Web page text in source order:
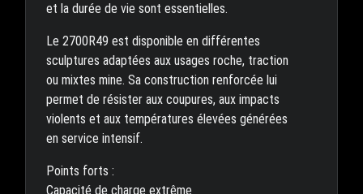
et la durée de vie sont essentielles.
Le 2700R49 est disponible en différentes
sculptures adaptées aux usages roche, traction
ou mixtes mine. Sa construction renforcée lui
permet de résister aux coupures, aux impacts
violents et aux températures élevées générées
en service intensif.
Points forts :
Capacité de charge extrême